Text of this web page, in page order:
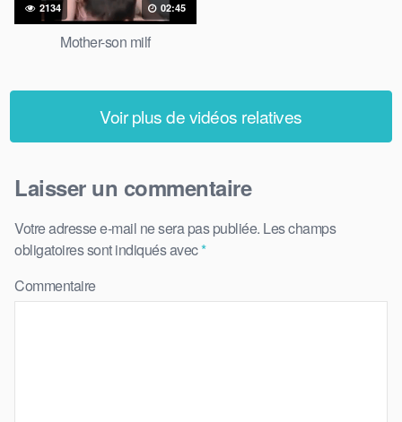
2134 02:45
Mother-son milf
Voir plus de vidéos relatives
Laisser un commentaire
Votre adresse e-mail ne sera pas publiée. Les champs
obligatoires sont indiqués avec*
Commentaire